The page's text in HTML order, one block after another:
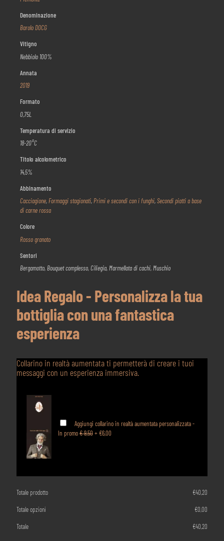
Denominazione
Barolo DOCG
Vitigno
Nebbiolo 100%
Annata
2019
Formato
0,75L
Temperatura di servizio
18-20°C
Titolo alcolometrico
14,5%
Abbinamento
Cacciagione,Formaggi stagionati,Primi e secondi con i funghi,Secondi piatti a base
di carne rossa
Colore
Rosso granato
Sentori
Bergamotto, Bouquet complesso, Ciliegia, Marmellata di cachi, Muschio
Idea Regalo - Personalizza la tua
bottiglia con una fantastica
esperienza
Collarino in realtà aumentata ti permetterà di creare i tuoi
messaggi con un esperienza immersiva.
Aggiungi collarino in realtà aumentata personalizzata -
In promo€ 9,50+€6,00
Totale prodotto €40,20
Totale opzioni €0,00
Totale €40,20